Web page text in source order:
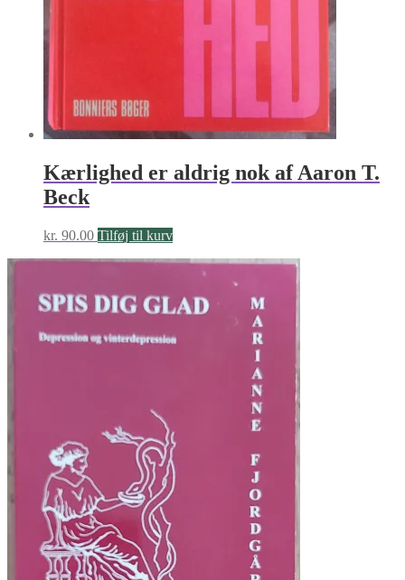
Kærlighed er aldrig nok af Aaron T.
Beck
kr. 90.00 Tilføj til kurv